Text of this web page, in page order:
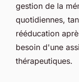
gestion de la
quotidiennes,
rééducation
besoin d'une
thérapeutiques.